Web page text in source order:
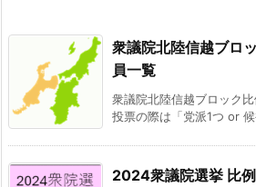
衆議院北陸信越ブロ
員一覧
衆議院北陸信越ブロック比
投票の際は「党派1つ or
2024衆議院選挙 比